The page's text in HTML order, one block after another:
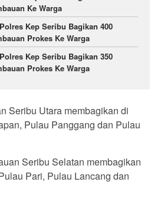
Ke Warga
Kep Seribu Bagikan 400
Prokes Ke Warga
Kep Seribu Bagikan 350
Prokes Ke Warga
Seribu Utara membagikan di
Pulau Panggang dan Pulau
Seribu Selatan membagikan
Pari, Pulau Lancang dan